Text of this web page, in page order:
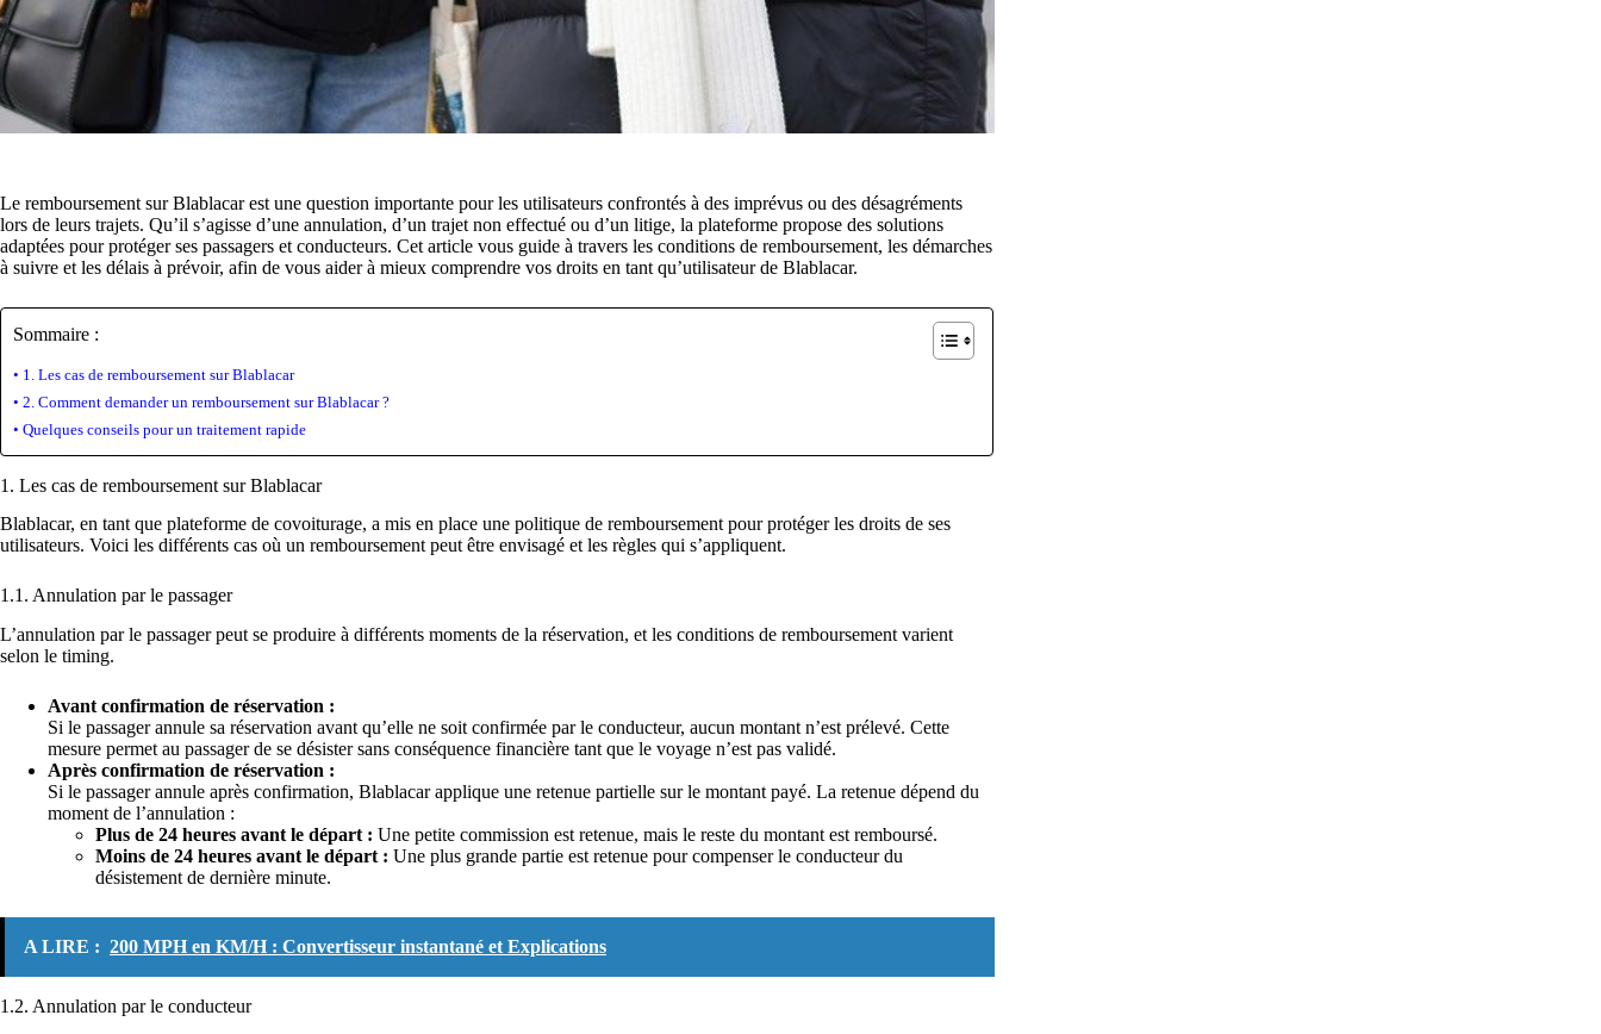
Le remboursement sur Blablacar est une question importante pour les utilisateurs confrontés à des imprévus ou des désagréments
lors de leurs trajets. Qu’il s’agisse d’une annulation, d’un trajet non effectué ou d’un litige, la plateforme propose des solutions
adaptées pour protéger ses passagers et conducteurs. Cet article vous guide à travers les conditions de remboursement, les démarches
à suivre et les délais à prévoir, afin de vous aider à mieux comprendre vos droits en tant qu’utilisateur de Blablacar.
Sommaire :
1. Les cas de remboursement sur Blablacar
2. Comment demander un remboursement sur Blablacar ?
Quelques conseils pour un traitement rapide
1. Les cas de remboursement sur Blablacar
Blablacar, en tant que plateforme de covoiturage, a mis en place une politique de remboursement pour protéger les droits de ses
utilisateurs. Voici les différents cas où un remboursement peut être envisagé et les règles qui s’appliquent.
1.1. Annulation par le passager
L’annulation par le passager peut se produire à différents moments de la réservation, et les conditions de remboursement varient
selon le timing.
Avant confirmation de réservation :
Si le passager annule sa réservation avant qu’elle ne soit confirmée par le conducteur, aucun montant n’est prélevé. Cette
mesure permet au passager de se désister sans conséquence financière tant que le voyage n’est pas validé.
Après confirmation de réservation :
Si le passager annule après confirmation, Blablacar applique une retenue partielle sur le montant payé. La retenue dépend du
moment de l’annulation :
Plus de 24 heures avant le départ : Une petite commission est retenue, mais le reste du montant est remboursé.
Moins de 24 heures avant le départ : Une plus grande partie est retenue pour compenser le conducteur du
désistement de dernière minute.
A LIRE : 200 MPH en KM/H : Convertisseur instantané et Explications
1.2. Annulation par le conducteur